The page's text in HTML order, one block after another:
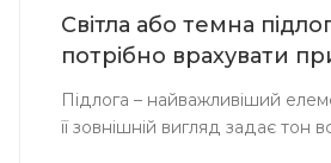
Світла або темна
потрібно врахувати
Підлога – найважливіший
її зовнішній вигляд задає тон